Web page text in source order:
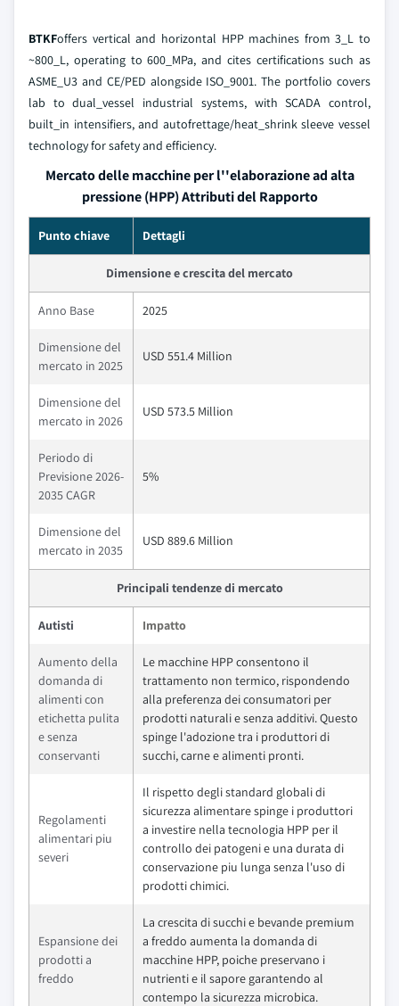
BTKFoffers vertical and horizontal HPP machines from 3_L to
~800_L, operating to 600_MPa, and cites certifications such as
ASME_U3 and CE/PED alongside ISO_9001. The portfolio covers
lab to dual_vessel industrial systems, with SCADA control,
built_in intensifiers, and autofrettage/heat_shrink sleeve vessel
technology for safety and efficiency.
Mercato delle macchine per l''elaborazione ad alta
pressione (HPP) Attributi del Rapporto
Punto chiave Dettagli
Dimensione e crescita del mercato
Anno Base 2025
Dimensione del
mercato in 2025
USD 551.4 Million
Dimensione del
mercato in 2026
USD 573.5 Million
Periodo di
Previsione 2026-
2035 CAGR
5%
Dimensione del
mercato in 2035
USD 889.6 Million
Principali tendenze di mercato
Autisti Impatto
Aumento della
domanda di
alimenti con
etichetta pulita
e senza
conservanti
Le macchine HPP consentono il
trattamento non termico, rispondendo
alla preferenza dei consumatori per
prodotti naturali e senza additivi. Questo
spinge l'adozione tra i produttori di
succhi, carne e alimenti pronti.
Regolamenti
alimentari piu
severi
Il rispetto degli standard globali di
sicurezza alimentare spinge i produttori
a investire nella tecnologia HPP per il
controllo dei patogeni e una durata di
conservazione piu lunga senza l'uso di
prodotti chimici.
Espansione dei
prodotti a
freddo
La crescita di succhi e bevande premium
a freddo aumenta la domanda di
macchine HPP, poiche preservano i
nutrienti e il sapore garantendo al
contempo la sicurezza microbica.